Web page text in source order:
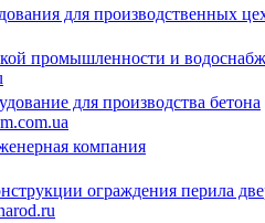
для производственных
промышленности и
для производства бетона
компания
ограждения перила